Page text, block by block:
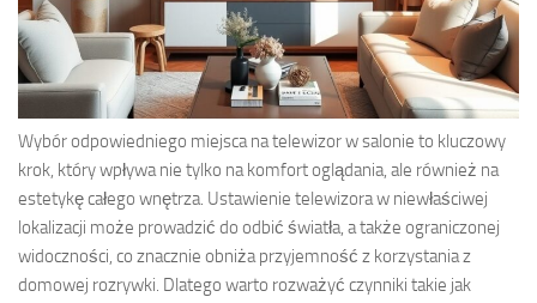
Wybór odpowiedniego miejsca na telewizor w salonie to kluczowy
krok, który wpływa nie tylko na komfort oglądania, ale również na
estetykę całego wnętrza. Ustawienie telewizora w niewłaściwej
lokalizacji może prowadzić do odbić światła, a także ograniczonej
widoczności, co znacznie obniża przyjemność z korzystania z
domowej rozrywki. Dlatego warto rozważyć czynniki takie jak